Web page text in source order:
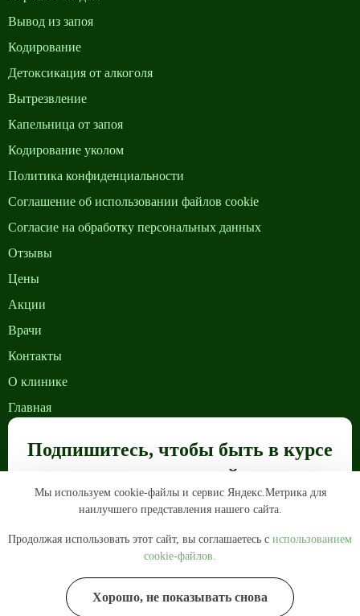
Вывод из запоя
Кодирование
Детоксикация от алкоголя
Вытрезвление
Капельница от запоя
Кодирование уколом
Политика конфиденциальности
Cоглашение об использовании файлов cookie
Согласие на обработку персональных данных
Отзывы
Цены
Акции
Врачи
Контакты
О клинике
Главная
Подпишитесь, чтобы быть в курсе
наших акций
ПОДПИСАТЬСЯ
ЗАПИСАТЬ ОНЛАЙН ПОЗВОНИТЬ
Мы используем cookie-файлы и сервис Яндекс.Метрика для
наилучшего представления нашего сайта.
Продолжая использовать этот сайт, вы соглашаетесь с использованием
cookie-файлов.
Хорошо, не показывать снова